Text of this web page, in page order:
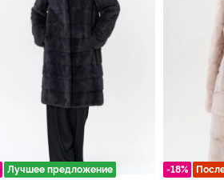
Лучшее предложение -18%